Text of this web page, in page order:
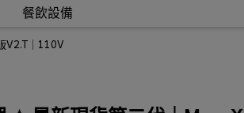
餐飲設備
V2.T｜110V